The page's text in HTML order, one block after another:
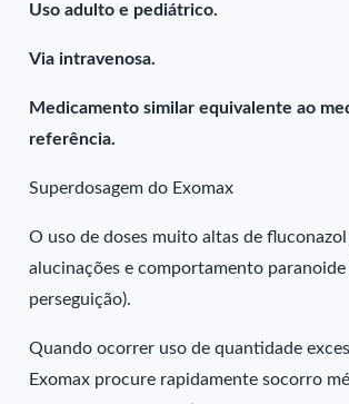
Uso adulto e pediátrico.
Via intravenosa.
Medicamento similar equivalente ao
referência.
Superdosagem do Exomax
O uso de doses muito altas de
alucinações e comportamento paranoide
perseguição).
Quando ocorrer uso de quantidade
Exomax procure rapidamente socorro